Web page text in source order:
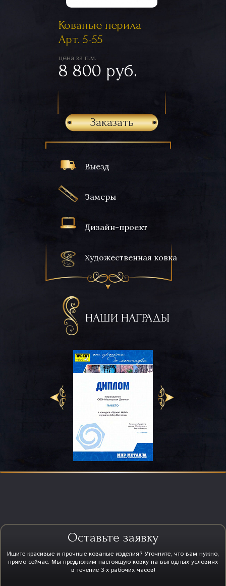
Выезд
Замеры
Дизайн-проект
Художественная ковка
НАШИ НАГРАДЫ
Кованые перила
Арт. 5-55
цена за п.м.
8 800 руб.
Заказать
Оставьте заявку
Ищите красивые и прочные кованые изделия? Уточните, что вам нужно,
прямо сейчас. Мы предложим настоящую ковку на выгодных условиях
в течение 3-х рабочих часов!